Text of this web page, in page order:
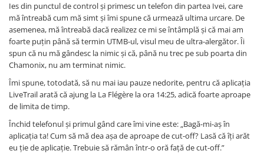
Ies din punctul de control și primesc un telefon din partea Ivei, care
mă întreabă cum mă simt și îmi spune că urmează ultima urcare. De
asemenea, mă întreabă dacă realizez ce mi se întâmplă și că mai am
foarte puțin până să termin UTMB-ul, visul meu de ultra-alergător. Îi
spun că nu mă gândesc la nimic și că, până nu trec pe sub poarta din
Chamonix, nu am terminat nimic.
Îmi spune, totodată, să nu mai iau pauze nedorite, pentru că aplicația
LiveTrail arată că ajung la La Flégère la ora 14:25, adică foarte aproape
de limita de timp.
Închid telefonul și primul gând care îmi vine este: „Bagă-mi-aș în
aplicația ta! Cum să mă dea așa de aproape de cut-off? Lasă că îți arăt
eu ție de aplicație. Trebuie să rămân într-o oră față de cut-off.”